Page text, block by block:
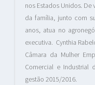
nos Estados Unidos.
da família, junto com
anos, atua no
executiva. Cynthia
Câmara da Mulher
Comercial e Industrial
gestão 2015/2016.